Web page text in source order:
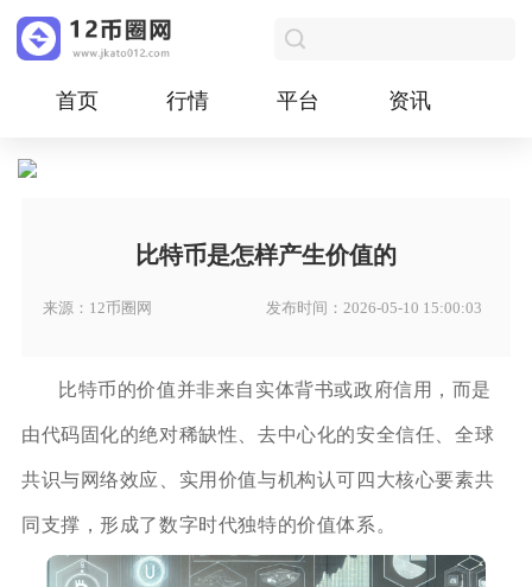
首页 行情 平台 资讯
比特币是怎样产生价值的
来源：12币圈网 发布时间：2026-05-10 15:00:03
比特币的价值并非来自实体背书或政府信用，而是
由代码固化的绝对稀缺性、去中心化的安全信任、全球
共识与网络效应、实用价值与机构认可四大核心要素共
同支撑，形成了数字时代独特的价值体系。